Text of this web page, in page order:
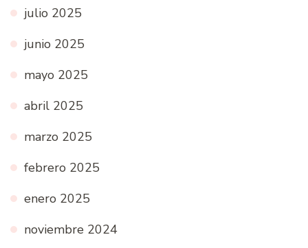
julio 2025
junio 2025
mayo 2025
abril 2025
marzo 2025
febrero 2025
enero 2025
noviembre 2024